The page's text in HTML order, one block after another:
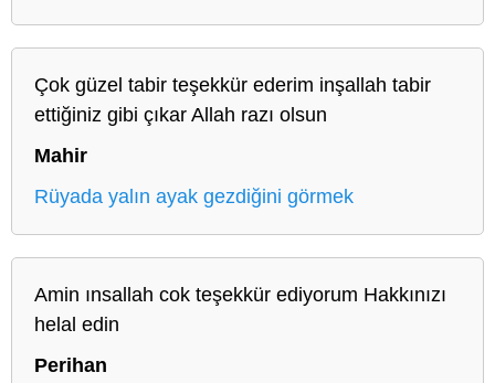
Çok güzel tabir teşekkür ederim inşallah tabir
ettiğiniz gibi çıkar Allah razı olsun
Mahir
Rüyada yalın ayak gezdiğini görmek
Amin ınsallah cok teşekkür ediyorum Hakkınızı
helal edin
Perihan